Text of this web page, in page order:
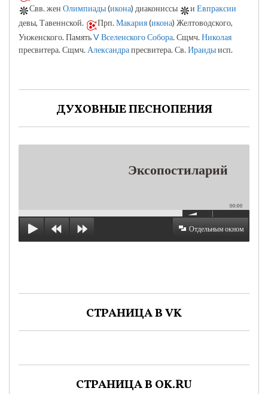
Свв. жен Олимпиады(икона) диакониссы и Евпраксии
девы, Тавеннской.
Прп.Макария(икона) Желтоводского,
Унженского. ПамятьV Вселенского Собора. Сщмч.Николая
пресвитера. Сщмч. Александрапресвитера. Св.Ираидыисп.
ДУХОВНЫЕ ПЕСНОПЕНИЯ
Эксопостиларий
00:00
Отдельным окном
СТРАНИЦА В VK
СТРАНИЦА В OK.RU